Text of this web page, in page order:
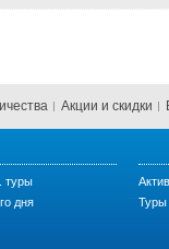
Акции и скидки
туры
дня
Туры